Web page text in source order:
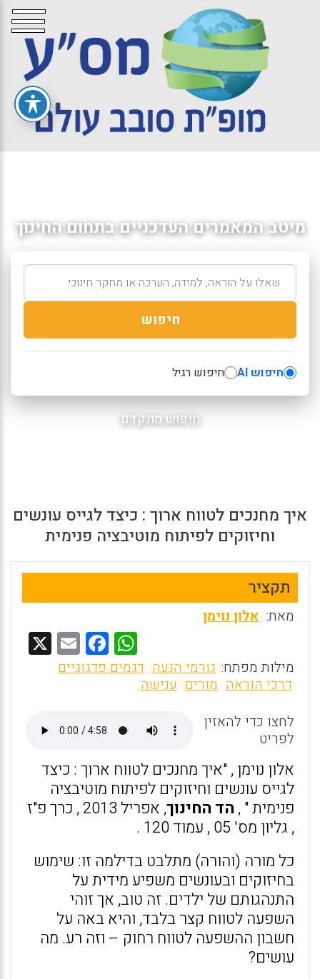
מיטב המאמרים העדכניים בתחום החינוך
חיפוש
חיפוש AI חיפוש רגיל
חיפוש מתקדם
איך מחנכים לטווח ארוך : כיצד לגייס עונשים
וחיזוקים לפיתוח מוטיבציה פנימית
תקציר
מאת: אלון נוימן
W
h
A
p
p
F
a
o
o
k
E
m מילות מפתח: גורמי הנעה דגמים פדגוגיים
דרכי הוראה מורים ענישה
לחצו כדי להאזין
לפריט
אלון נוימן , "איך מחנכים לטווח ארוך : כיצד
לגייס עונשים וחיזוקים לפיתוח מוטיבציה
פנימית " , הד החינוך
, אפריל 2013 , כרך פ"ז
, גליון מס' 05 , עמוד 120 .
כל מורה (והורה) מתלבט בדילמה זו: שימוש
בחיזוקים ובעונשים משפיע מידית על
התנהגותם של ילדים. זה טוב, אך זוהי
השפעה לטווח קצר בלבד, והיא באה על
חשבון ההשפעה לטווח רחוק – וזה רע. מה
עושים?